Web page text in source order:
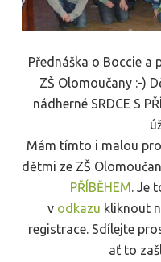
Přednáška o Boccie a
ZŠ Olomoučany :-)
nádherné SRDCE S
Mám tímto i malou
dětmi ze ZŠ
PŘÍBĚHEM. Je
v odkazu kliknout
registrace. Sdílejte
ať to